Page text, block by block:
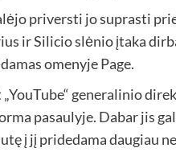
priversti jo suprasti
ir Silicio slėnio įtaka
omenyje Page.
generalinio
pasaulyje. Dabar jis
į jį pridedama daugiau